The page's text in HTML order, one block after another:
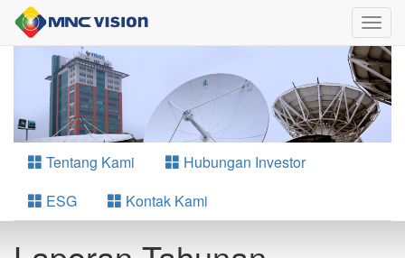
Tentang Kami
Hubungan Investor
ESG
Kontak Kami